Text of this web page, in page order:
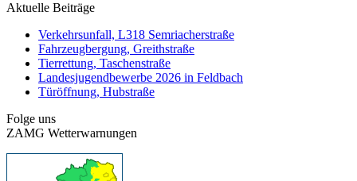
Aktuelle Beiträge
Verkehrsunfall, L318 Semriacherstraße
Fahrzeugbergung, Greithstraße
Tierrettung, Taschenstraße
Landesjugendbewerbe 2026 in Feldbach
Türöffnung, Hubstraße
Folge uns
ZAMG Wetterwarnungen